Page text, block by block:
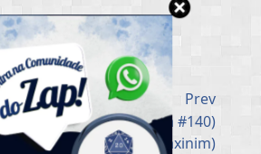
Prev
Metal: Êxodo (RPGuaxa #140)
(Marcelo Guaxinim)